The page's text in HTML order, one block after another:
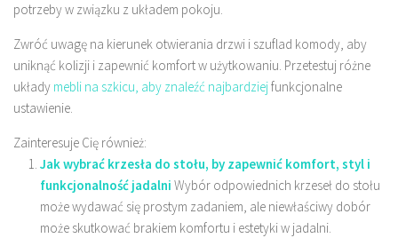
potrzeby w związku z układem pokoju.
Zwróć uwagę na kierunek otwierania drzwi i szuflad komody, aby
uniknąć kolizji i zapewnić komfort w użytkowaniu. Przetestuj różne
układy mebli na szkicu, aby znaleźć najbardziejfunkcjonalne
ustawienie.
Zainteresuje Cię również:
Jak wybrać krzesła do stołu, by zapewnić komfort, styl i
funkcjonalność jadalni Wybór odpowiednich krzeseł do stołu
może wydawać się prostym zadaniem, ale niewłaściwy dobór
może skutkować brakiem komfortu i estetyki w jadalni.